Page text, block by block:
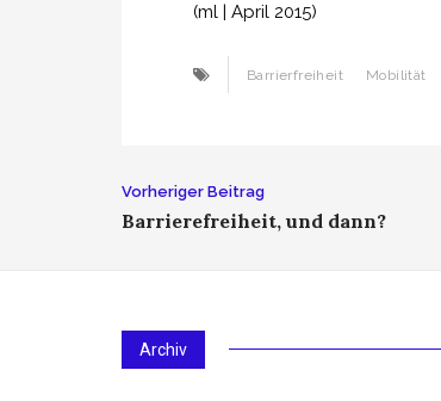
(ml | April 2015)
Barrierfreiheit Mobilität
Beitrags-
Navigation
Vorheriger Beitrag
Barrierefreiheit, und dann?
Archiv